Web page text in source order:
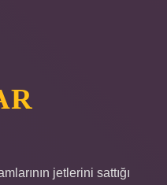
jetlerini sattığı